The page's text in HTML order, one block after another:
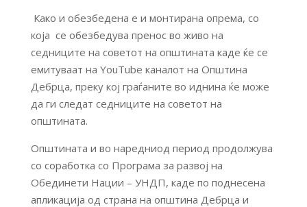
Како и обезбедена е и монтирана опрема, со
која се обезбедува пренос во живо на
седниците на советот на општината каде ќе се
емитуваат на YouTube каналот на Општина
Дебрца, преку кој граѓаните во иднина ќе може
да ги следат седниците на советот на
општината.
Општината и во наредниод период продолжува
со соработка со Програма за развој на
Обединети Нации – УНДП, каде по поднесена
апликација од страна на општина Дебрца и